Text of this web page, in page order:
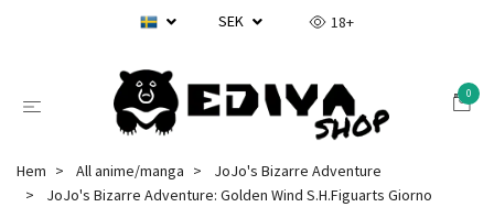
SEK 18+
0
Hem All anime/manga
JoJo's Bizarre Adventure
JoJo's Bizarre Adventure: Golden Wind S.H.Figuarts Giorno